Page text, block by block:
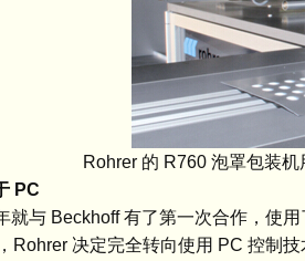
Rohrer 的 R760 泡罩包装机
PC
与 Beckhoff 有了第一次合作，使用
Rohrer 决定完全转向使用 PC 控制